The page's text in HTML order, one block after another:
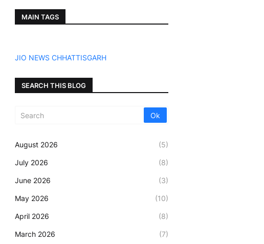
MAIN TAGS
JIO NEWS CHHATTISGARH
SEARCH THIS BLOG
August 2026 (5)
July 2026 (8)
June 2026 (3)
May 2026 (10)
April 2026 (8)
March 2026 (7)